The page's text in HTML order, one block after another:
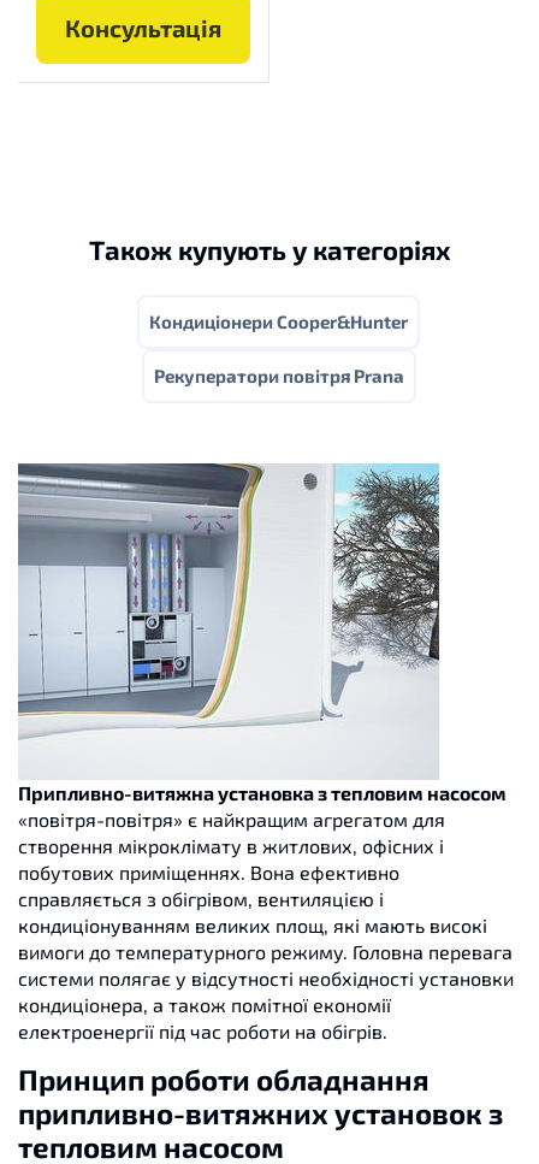
Консультація
Також купують у категоріях
Кондиціонери Cooper&Hunter
Рекуператори повітря Prana
Припливно-витяжна установка з тепловим насосом
«повітря-повітря» є найкращим агрегатом для
створення мікроклімату в житлових, офісних і
побутових приміщеннях. Вона ефективно
справляється з обігрівом, вентиляцією і
кондиціонуванням великих площ, які мають високі
вимоги до температурного режиму. Головна перевага
системи полягає у відсутності необхідності установки
кондиціонера, а також помітної економії
електроенергії під час роботи на обігрів.
Принцип роботи обладнання
припливно-витяжних установок з
тепловим насосом